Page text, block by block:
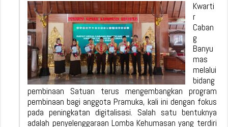
Kwarti
r
Caban
g
Banyu
mas
melalui
bidang
pembinaan Satuan terus mengembangkan program
pembinaan bagi anggota Pramuka, kali ini dengan fokus
pada peningkatan digitalisasi. Salah satu bentuknya
adalah penyelenggaraan Lomba Kehumasan yang terdiri